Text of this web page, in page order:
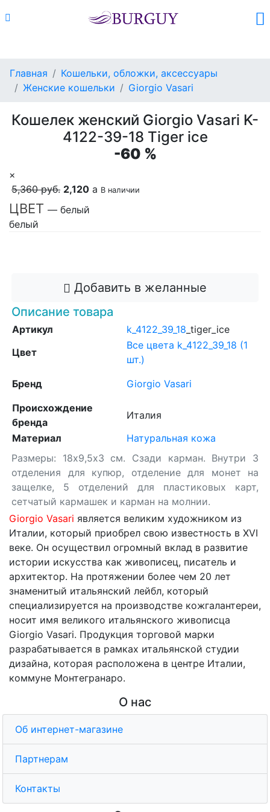
Главная
Кошельки, обложки, аксессуары
Женские кошельки
Giorgio Vasari
Кошелек женский Giorgio Vasari K-
4122-39-18 Tiger ice
-60 %
×
5,360 руб. 2,120 a В наличии
ЦВЕТ — белый
белый
Добавить в желанные
Описание товара
Артикул k_4122_39_18 _tiger_ice
Цвет
Все цвета k_4122_39_18 (1
шт.)
Бренд
Giorgio Vasari
Происхождение
бренда
Италия
Материал
Натуральная кожа
Размеры: 18х9,5х3 см. Сзади карман. Внутри 3
отделения для купюр, отделение для монет на
защелке, 5 отделений для пластиковых карт,
сетчатый кармашек и карман на молнии.
Giorgio Vasari является великим художником из
Италии, который приобрел свою известность в XVI
веке. Он осуществил огромный вклад в развитие
истории искусства как живописец, писатель и
архитектор. На протяжении более чем 20 лет
знаменитый итальянский лейбл, который
специализируется на производстве кожгалантереи,
носит имя великого итальянского живописца
Giorgio Vasari. Продукция торговой марки
разрабатывается в рамках итальянской студии
дизайна, которая расположена в центре Италии,
коммуне Монтегранаро.
О нас
Об интернет-магазине
Партнерам
Контакты